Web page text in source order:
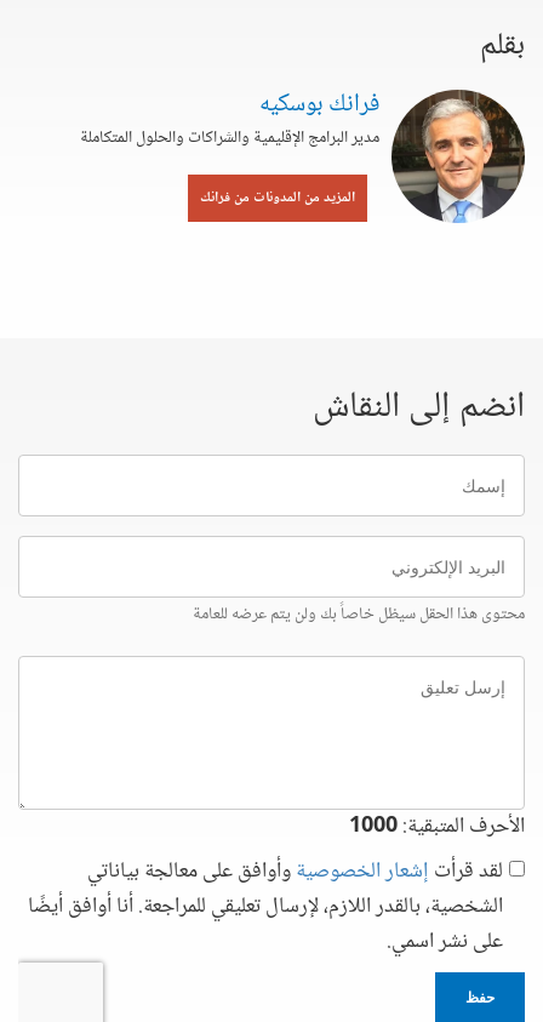
بقلم
فرانك بوسكيه
مدير البرامج الإقليمية والشراكات والحلول المتكاملة
المزيد من المدونات من فرانك
انضم إلى النقاش
إسمك
البريد
الإلكتروني
محتوى هذا الحقل سيظل خاصاً بك ولن يتم عرضه للعامة
إرسل
تعليق
الأحرف المتبقية:1000
لقد قرأت إشعار الخصوصيةوأوافق على معالجة بياناتي
الشخصية، بالقدر اللازم، لإرسال تعليقي للمراجعة. أنا أوافق أيضًا
على نشر اسمي.
حفظ